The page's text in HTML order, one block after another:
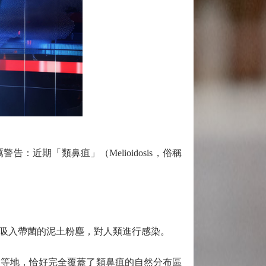
告：近期「類鼻疽」（Melioidosis，俗稱
帶菌的泥土粉塵，對人類進行感染。
，恰好完全覆蓋了類鼻疽的自然分布區